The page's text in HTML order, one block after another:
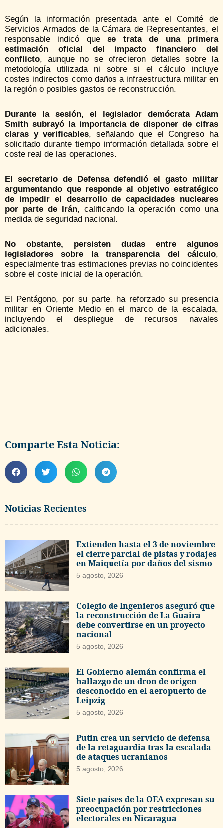
Noticias Recientes
Extienden hasta el 3 de noviembre
el cierre parcial de pistas y rodajes
en Maiquetía por daños del sismo
5 agosto, 2026
Colegio de Ingenieros aseguró que
la reconstrucción de La Guaira
debe convertirse en un proyecto
nacional
5 agosto, 2026
El Gobierno alemán confirma el
hallazgo de un dron de origen
desconocido en el aeropuerto de
Leipzig
5 agosto, 2026
Putin crea un servicio de defensa
de la retaguardia tras la escalada
de ataques ucranianos
5 agosto, 2026
Siete países de la OEA expresan su
preocupación por restricciones
electorales en Nicaragua
Según la información presentada ante el Comité de
Servicios Armados de la Cámara de Representantes, el
responsable indicó quese trata de una primera
estimación oficial del impacto financiero del
conflicto, aunque no se ofrecieron detalles sobre la
metodología utilizada ni sobre si el cálculo incluye
costes indirectos como daños a infraestructura militar en
la región o posibles gastos de reconstrucción.
Durante la sesión, el legislador demócrata Adam
Smith subrayó la importancia de disponer de cifras
claras y verificables, señalando que el Congreso ha
solicitado durante tiempo información detallada sobre el
coste real de las operaciones.
El secretario de Defensa defendió el gasto militar
argumentando que responde al objetivo estratégico
de impedir el desarrollo de capacidades nucleares
por parte de Irán, calificando la operación como una
medida de seguridad nacional.
No obstante, persisten dudas entre algunos
legisladores sobre la transparencia del cálculo,
especialmente tras estimaciones previas no coincidentes
sobre el coste inicial de la operación.
El Pentágono, por su parte, ha reforzado su presencia
militar en Oriente Medio en el marco de la escalada,
incluyendo el despliegue de recursos navales
adicionales.
Comparte Esta Noticia: